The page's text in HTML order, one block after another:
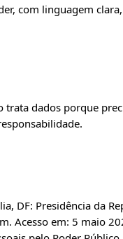
com linguagem
trata dados porque
DF: Presidência da
Acesso em: 5 maio